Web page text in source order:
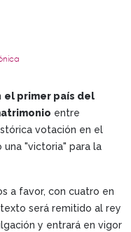
el primer país del
entre
votación en el
"victoria" para la
a favor, con cuatro en
será remitido al rey
y entrará en vigor